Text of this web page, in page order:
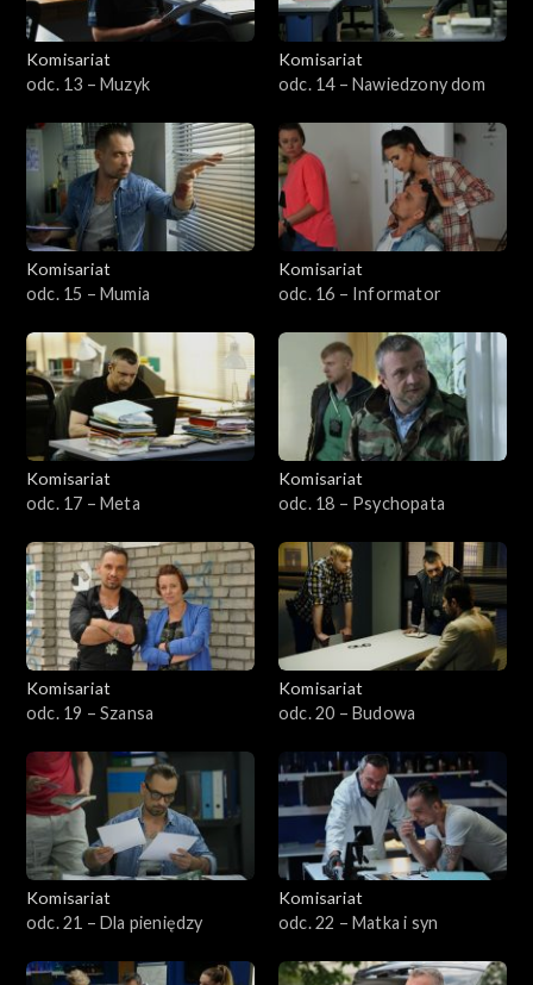
Komisariat
odc. 13 – Muzyk
Komisariat
odc. 14 – Nawiedzony dom
Komisariat
odc. 15 – Mumia
Komisariat
odc. 16 – Informator
Komisariat
odc. 17 – Meta
Komisariat
odc. 18 – Psychopata
Komisariat
odc. 19 – Szansa
Komisariat
odc. 20 – Budowa
Komisariat
odc. 21 – Dla pieniędzy
Komisariat
odc. 22 – Matka i syn